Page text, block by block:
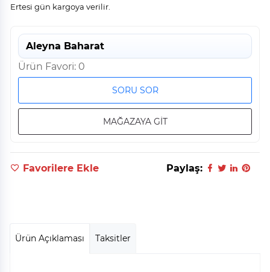
Ertesi gün kargoya verilir.
Aleyna Baharat
Ürün Favori: 0
SORU SOR
MAĞAZAYA GİT
Favorilere Ekle Paylaş:
Ürün Açıklaması Taksitler